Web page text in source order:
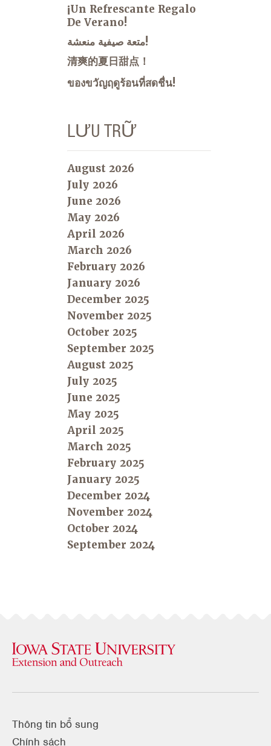
¡Un Refrescante Regalo
De Verano!
متعة صيفية منعشة!
清爽的夏日甜点！
ของขวัญฤดูร้อนที่สดชื่น!
LƯU TRỮ
August 2026
July 2026
June 2026
May 2026
April 2026
March 2026
February 2026
January 2026
December 2025
November 2025
October 2025
September 2025
August 2025
July 2025
June 2025
May 2025
April 2025
March 2025
February 2025
January 2025
December 2024
November 2024
October 2024
September 2024
Thông tin bổ sung
Chính sách